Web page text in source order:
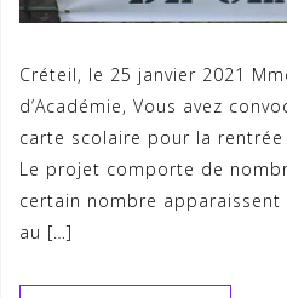
Créteil, le 25 janvier 2021
d’Académie, Vous avez
carte scolaire pour la
Le projet comporte de
certain nombre
au […]